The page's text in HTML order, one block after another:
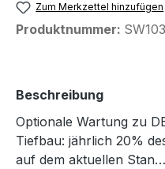
Zum Merkzettel hinzufügen
Produktnummer:
Beschreibung
Optionale Wartung zu
Tiefbau: jährlich 20%
auf dem aktuellen Stan…